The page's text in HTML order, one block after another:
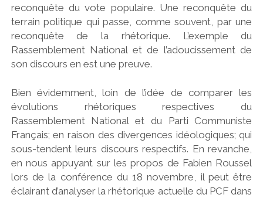
reconquête du vote populaire. Une reconquête du
terrain politique qui passe, comme souvent, par une
reconquête de la rhétorique. L’exemple du
Rassemblement National et de l’adoucissement de
son discours en est une preuve.
Bien évidemment, loin de l’idée de comparer les
évolutions rhétoriques respectives du
Rassemblement National et du Parti Communiste
Français; en raison des divergences idéologiques; qui
sous-tendent leurs discours respectifs. En revanche,
en nous appuyant sur les propos de Fabien Roussel
lors de la conférence du 18 novembre, il peut être
éclairant d’analyser la rhétorique actuelle du PCF dans